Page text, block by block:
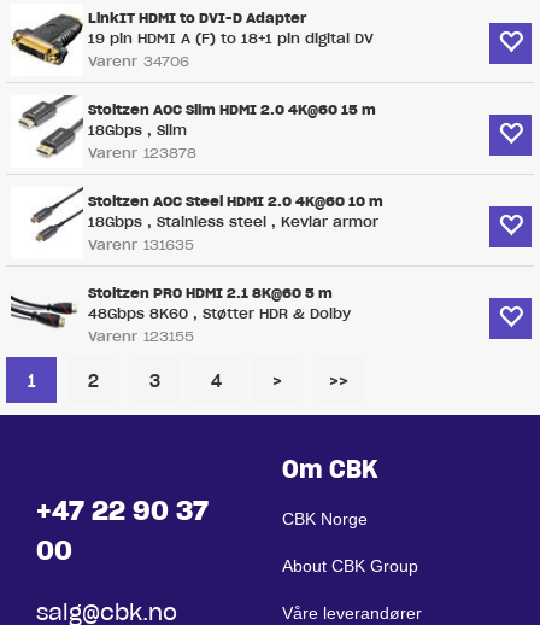
LinkIT HDMI to DVI-D Adapter
19 pin HDMI A (F) to 18+1 pin digital DV
Varenr 34706
Stoltzen AOC Slim HDMI 2.0 4K@60 15 m
18Gbps , Slim
Varenr 123878
Stoltzen AOC Steel HDMI 2.0 4K@60 10 m
18Gbps , Stainless steel , Kevlar armor
Varenr 131635
Stoltzen PRO HDMI 2.1 8K@60 5 m
48Gbps 8K60 , Støtter HDR & Dolby
Varenr 123155
1 2 3 4 > >>
+47 22 90 37
00
salg@cbk.no
Om CBK
CBK Norge
About CBK Group
Våre leverandører